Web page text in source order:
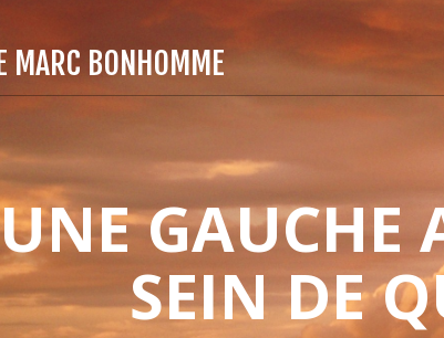
MARC BONHOMME
GAUCHE
SEIN DE